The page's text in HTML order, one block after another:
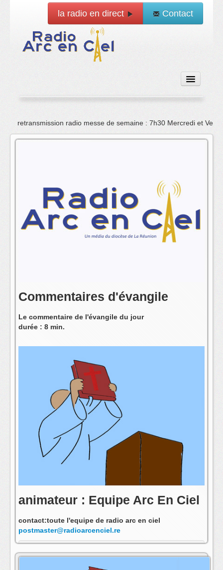
la radio en direct Contact
Accueil
Emissions
La radio
L'équipe
retransmission radio messe de semaine : 7h30 Mercredi et
Commentaires d'évangile
Le commentaire de l'évangile du jour
durée : 8 min.
animateur : Equipe Arc En Ciel
contact:toute l'equipe de radio arc en ciel
postmaster@radioarcenciel.re
s'abonner au fil rss de cette emission: